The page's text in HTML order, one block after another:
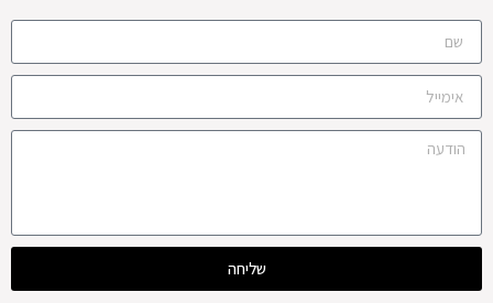
שליחה